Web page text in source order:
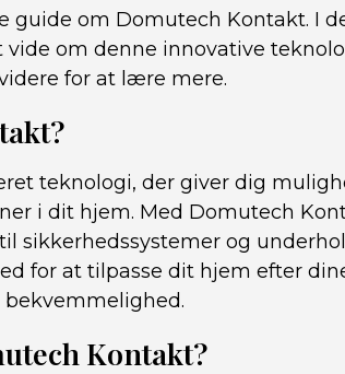
guide om Domutech Kontakt. I
om denne innovative
for at lære mere.
teknologi, der giver dig
i dit hjem. Med Domutech
sikkerhedssystemer og
for at tilpasse dit hjem efter
Kontakt?